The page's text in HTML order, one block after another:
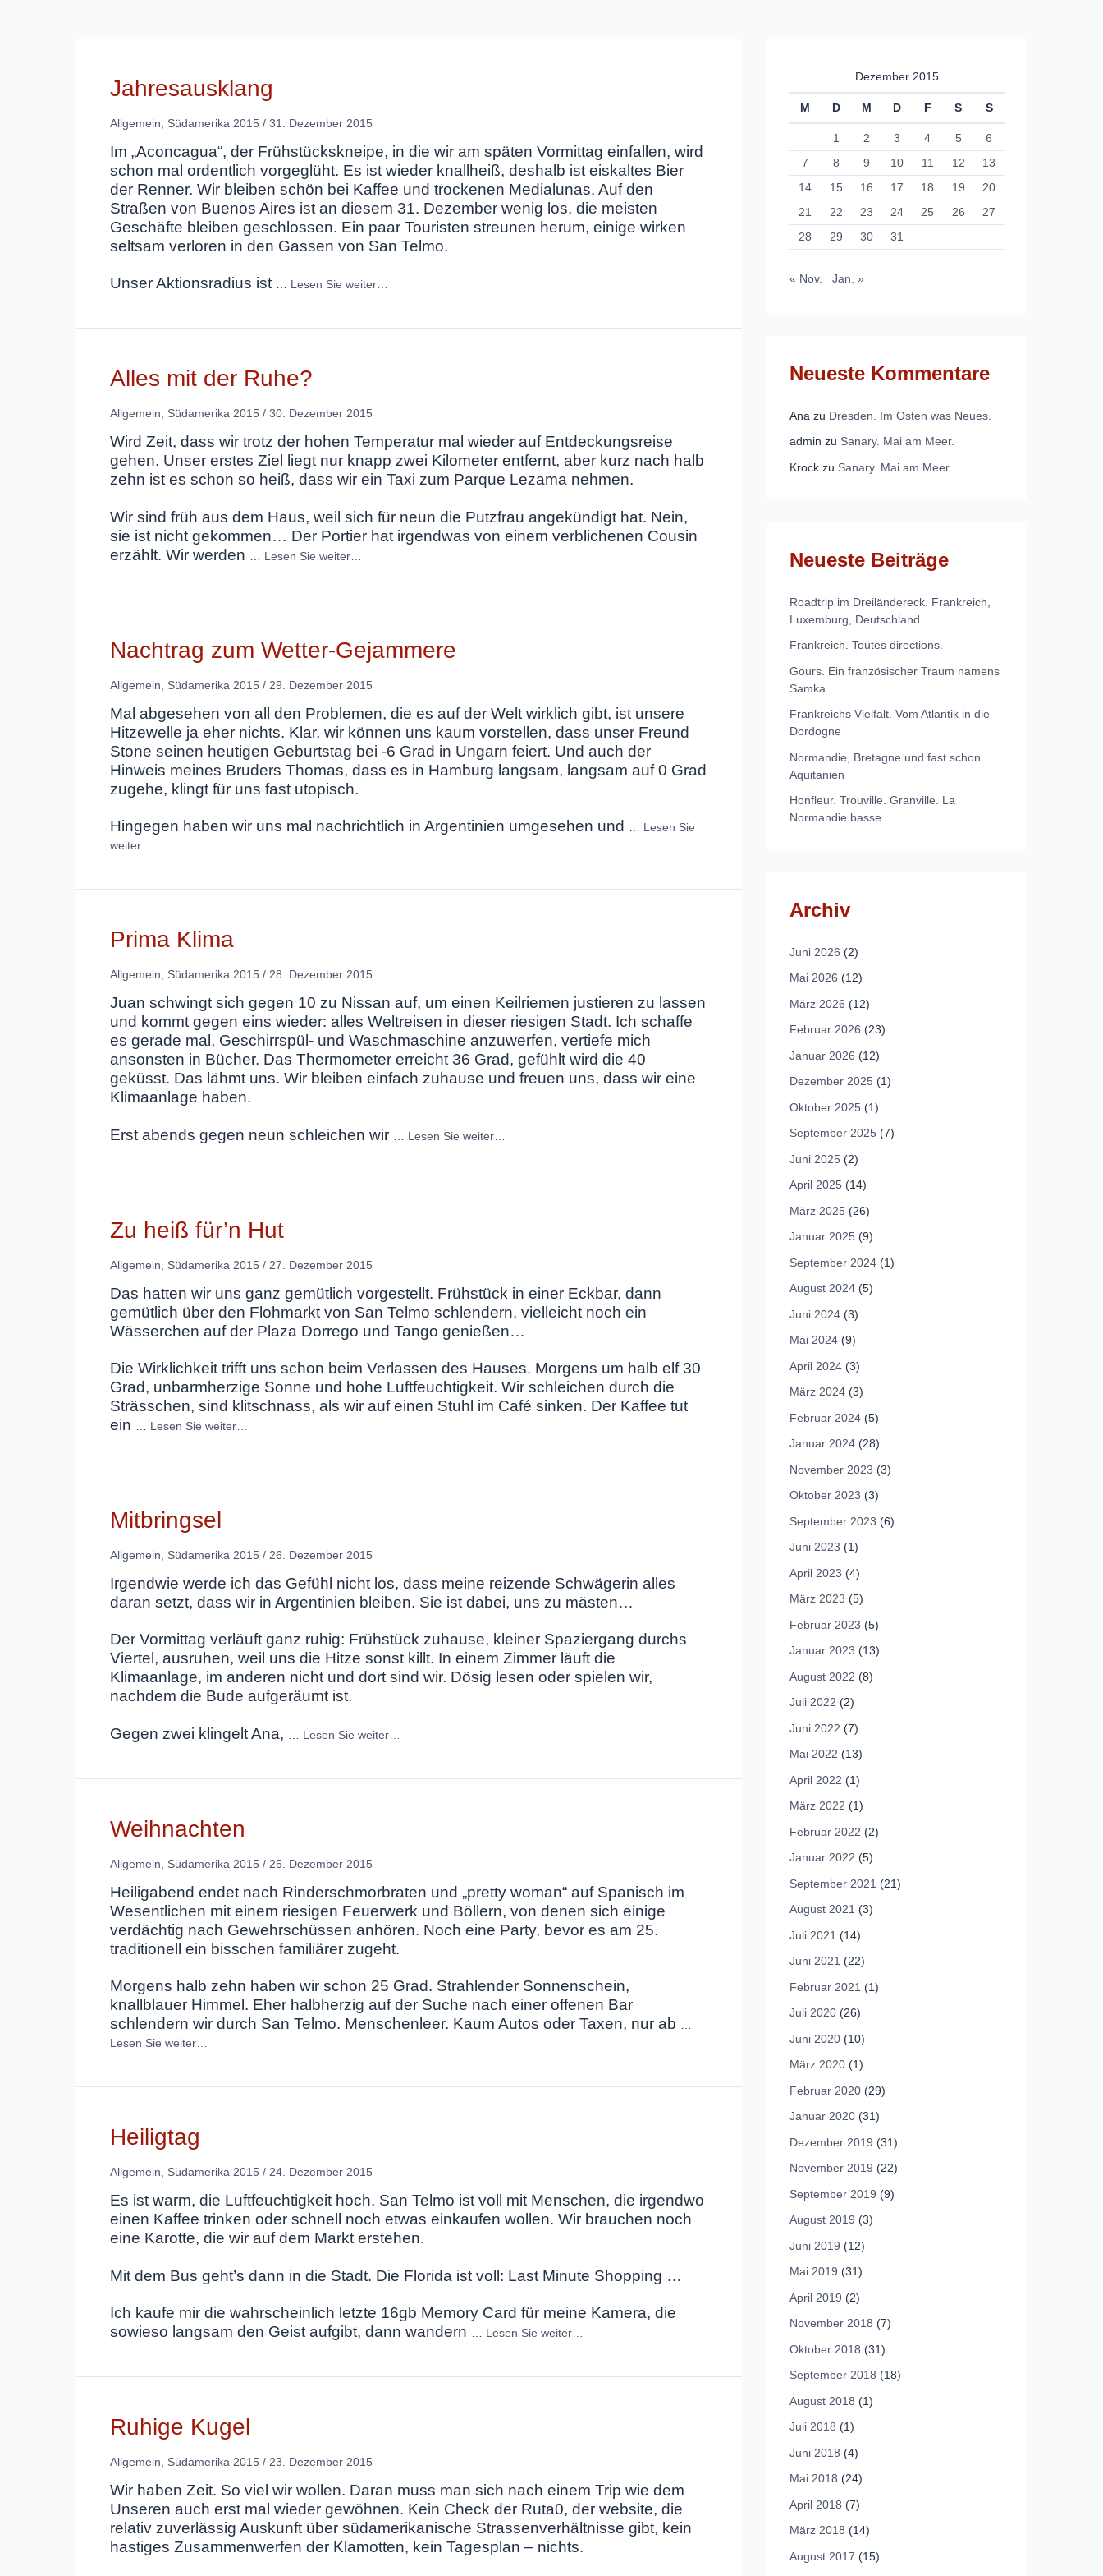
Jahresausklang
Allgemein Südamerika 2015 / 31. Dezember 2015
Im „Aconcagua“, der Frühstückskneipe, in die wir am späten Vormittag einfallen, wird
schon mal ordentlich vorgeglüht. Es ist wieder knallheiß, deshalb ist eiskaltes Bier
der Renner. Wir bleiben schön bei Kaffee und trockenen Medialunas. Auf den
Straßen von Buenos Aires ist an diesem 31. Dezember wenig los, die meisten
Geschäfte bleiben geschlossen. Ein paar Touristen streunen herum, einige wirken
seltsam verloren in den Gassen von San Telmo.
Unser Aktionsradius ist … Lesen Sie weiter…
Alles mit der Ruhe?
Allgemein, Südamerika 2015 / 30. Dezember 2015
Wird Zeit, dass wir trotz der hohen Temperatur mal wieder auf Entdeckungsreise
gehen. Unser erstes Ziel liegt nur knapp zwei Kilometer entfernt, aber kurz nach halb
zehn ist es schon so heiß, dass wir ein Taxi zum Parque Lezama nehmen.
Wir sind früh aus dem Haus, weil sich für neun die Putzfrau angekündigt hat. Nein,
sie ist nicht gekommen… Der Portier hat irgendwas von einem verblichenen Cousin
erzählt. Wir werden
Lesen Sie weiter…
Nachtrag zum Wetter-Gejammere
Allgemein Südamerika 2015 / 29. Dezember 2015
Mal abgesehen von all den Problemen, die es auf der Welt wirklich gibt, ist unsere
Hitzewelle ja eher nichts. Klar, wir können uns kaum vorstellen, dass unser Freund
Stone seinen heutigen Geburtstag bei -6 Grad in Ungarn feiert. Und auch der
Hinweis meines Bruders Thomas, dass es in Hamburg langsam, langsam auf 0 Grad
zugehe, klingt für uns fast utopisch.
Hingegen haben wir uns mal nachrichtlich in Argentinien umgesehen und
Lesen Sie
weiter…
Prima Klima
Allgemein Südamerika 2015 / 28. Dezember 2015
Juan schwingt sich gegen 10 zu Nissan auf, um einen Keilriemen justieren zu lassen
und kommt gegen eins wieder: alles Weltreisen in dieser riesigen Stadt. Ich schaffe
es gerade mal, Geschirrspül- und Waschmaschine anzuwerfen, vertiefe mich
ansonsten in Bücher. Das Thermometer erreicht 36 Grad, gefühlt wird die 40
geküsst. Das lähmt uns. Wir bleiben einfach zuhause und freuen uns, dass wir eine
Klimaanlage haben.
Erst abends gegen neun schleichen wir Lesen Sie weiter…
Zu heiß für’n Hut
Allgemein Südamerika 2015 / 27. Dezember 2015
Das hatten wir uns ganz gemütlich vorgestellt. Frühstück in einer Eckbar, dann
gemütlich über den Flohmarkt von San Telmo schlendern, vielleicht noch ein
Wässerchen auf der Plaza Dorrego und Tango genießen…
Die Wirklichkeit trifft uns schon beim Verlassen des Hauses. Morgens um halb elf 30
Grad, unbarmherzige Sonne und hohe Luftfeuchtigkeit. Wir schleichen durch die
Strässchen, sind klitschnass, als wir auf einen Stuhl im Café sinken. Der Kaffee tut
ein
Lesen Sie weiter…
Mitbringsel
Allgemein Südamerika 2015 / 26. Dezember 2015
Irgendwie werde ich das Gefühl nicht los, dass meine reizende Schwägerin alles
daran setzt, dass wir in Argentinien bleiben. Sie ist dabei, uns zu mästen…
Der Vormittag verläuft ganz ruhig: Frühstück zuhause, kleiner Spaziergang durchs
Viertel, ausruhen, weil uns die Hitze sonst killt. In einem Zimmer läuft die
Klimaanlage, im anderen nicht und dort sind wir. Dösig lesen oder spielen wir,
nachdem die Bude aufgeräumt ist.
Gegen zwei klingelt Ana, Lesen Sie weiter…
Weihnachten
Allgemein Südamerika 2015 / 25. Dezember 2015
Heiligabend endet nach Rinderschmorbraten und „pretty woman“ auf Spanisch im
Wesentlichen mit einem riesigen Feuerwerk und Böllern, von denen sich einige
verdächtig nach Gewehrschüssen anhören. Noch eine Party, bevor es am 25.
traditionell ein bisschen familiärer zugeht.
Morgens halb zehn haben wir schon 25 Grad. Strahlender Sonnenschein,
knallblauer Himmel. Eher halbherzig auf der Suche nach einer offenen Bar
schlendern wir durch San Telmo. Menschenleer. Kaum Autos oder Taxen, nur ab
Lesen Sie weiter…
Heiligtag
Allgemein Südamerika 2015 / 24. Dezember 2015
Es ist warm, die Luftfeuchtigkeit hoch. San Telmo ist voll mit Menschen, die irgendwo
einen Kaffee trinken oder schnell noch etwas einkaufen wollen. Wir brauchen noch
eine Karotte, die wir auf dem Markt erstehen.
Mit dem Bus geht’s dann in die Stadt. Die Florida ist voll: Last Minute Shopping …
Ich kaufe mir die wahrscheinlich letzte 16gb Memory Card für meine Kamera, die
sowieso langsam den Geist aufgibt, dann wandern
Lesen Sie weiter…
Ruhige Kugel
Allgemein Südamerika 2015 / 23. Dezember 2015
Wir haben Zeit. So viel wir wollen. Daran muss man sich nach einem Trip wie dem
Unseren auch erst mal wieder gewöhnen. Kein Check der Ruta0, der website, die
relativ zuverlässig Auskunft über südamerikanische Strassenverhältnisse gibt, kein
hastiges Zusammenwerfen der Klamotten, kein Tagesplan – nichts.
Dezember 2015
M D M D F S S
1 2 3 4 5
6
7
8 9 10 11 12
13
14
15 16 17 18 19
20
21
22 23 24 25 26
27
28
29 30 31
« Nov. Jan. »
Neueste Kommentare
Ana zu Dresden. Im Osten was Neues.
admin zu Sanary. Mai am Meer.
Krock zu Sanary. Mai am Meer.
Neueste Beiträge
Roadtrip im Dreiländereck. Frankreich,
Luxemburg, Deutschland.
Frankreich. Toutes directions.
Gours. Ein französischer Traum namens
Samka.
Frankreichs Vielfalt. Vom Atlantik in die
Dordogne
Normandie, Bretagne und fast schon
Aquitanien
Honfleur. Trouville. Granville. La
Normandie basse.
Archiv
Juni 2026 (2)
Mai 2026 (12)
März 2026 (12)
Februar 2026 (23)
Januar 2026 (12)
Dezember 2025 (1)
Oktober 2025 (1)
September 2025 (7)
Juni 2025 (2)
April 2025 (14)
März 2025 (26)
Januar 2025 (9)
September 2024 (1)
August 2024 (5)
Juni 2024 (3)
Mai 2024 (9)
April 2024 (3)
März 2024 (3)
Februar 2024 (5)
Januar 2024 (28)
November 2023 (3)
Oktober 2023 (3)
September 2023 (6)
Juni 2023 (1)
April 2023 (4)
März 2023 (5)
Februar 2023 (5)
Januar 2023 (13)
August 2022 (8)
Juli 2022 (2)
Juni 2022 (7)
Mai 2022 (13)
April 2022 (1)
März 2022 (1)
Februar 2022 (2)
Januar 2022 (5)
September 2021 (21)
August 2021 (3)
Juli 2021 (14)
Juni 2021 (22)
Februar 2021 (1)
Juli 2020 (26)
Juni 2020 (10)
März 2020 (1)
Februar 2020 (29)
Januar 2020 (31)
Dezember 2019 (31)
November 2019 (22)
September 2019 (9)
August 2019 (3)
Juni 2019 (12)
Mai 2019 (31)
April 2019 (2)
November 2018 (7)
Oktober 2018 (31)
September 2018 (18)
August 2018 (1)
Juli 2018 (1)
Juni 2018 (4)
Mai 2018 (24)
April 2018 (7)
März 2018 (14)
August 2017 (15)